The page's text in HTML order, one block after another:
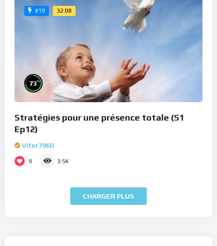
#19 32:08
73%
Stratégies pour une présence totale (S1
Ep12)
Viter7960
9 3.5K
CHARGER PLUS